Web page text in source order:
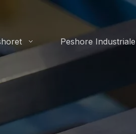
Peshore Industriale